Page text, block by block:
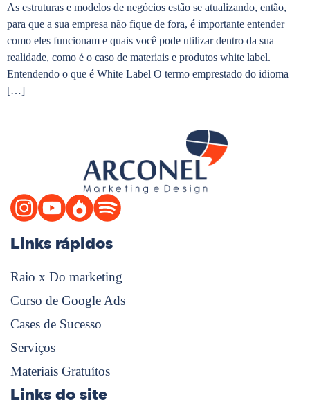
As estruturas e modelos de negócios estão se atualizando, então,
para que a sua empresa não fique de fora, é importante entender
como eles funcionam e quais você pode utilizar dentro da sua
realidade, como é o caso de materiais e produtos white label.
Entendendo o que é White Label O termo emprestado do idioma
[…]
Links rápidos
Raio x Do marketing
Curso de Google Ads
Cases de Sucesso
Serviços
Materiais Gratuítos
Links do site